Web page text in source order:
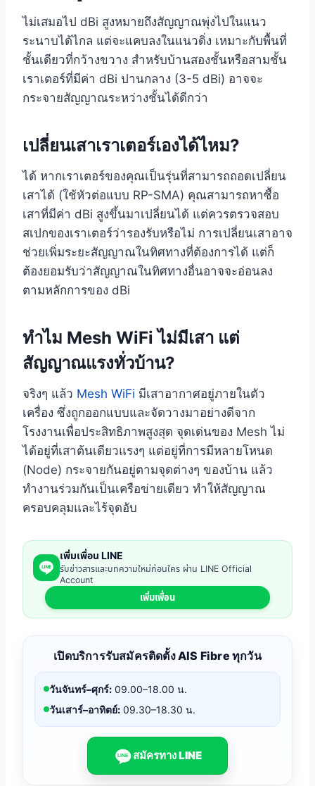
ไม่เสมอไป dBi สูงหมายถึงสัญญาณพุ่งไปในแนว
ระนาบได้ไกล แต่จะแคบลงในแนวดิ่ง เหมาะกับพื้นที่
ชั้นเดียวที่กว้างขวาง สำหรับบ้านสองชั้นหรือสามชั้น
เราเตอร์ที่มีค่า dBi ปานกลาง (3-5 dBi) อาจจะ
กระจายสัญญาณระหว่างชั้นได้ดีกว่า
เปลี่ยนเสาเราเตอร์เองได้ไหม?
ได้ หากเราเตอร์ของคุณเป็นรุ่นที่สามารถถอดเปลี่ยน
เสาได้ (ใช้หัวต่อแบบ RP-SMA) คุณสามารถหาซื้อ
เสาที่มีค่า dBi สูงขึ้นมาเปลี่ยนได้ แต่ควรตรวจสอบ
สเปกของเราเตอร์ว่ารองรับหรือไม่ การเปลี่ยนเสาอาจ
ช่วยเพิ่มระยะสัญญาณในทิศทางที่ต้องการได้ แต่ก็
ต้องยอมรับว่าสัญญาณในทิศทางอื่นอาจจะอ่อนลง
ตามหลักการของ dBi
ทำไม Mesh WiFi ไม่มีเสา แต่
สัญญาณแรงทั่วบ้าน?
จริงๆ แล้ว Mesh WiFi มีเสาอากาศอยู่ภายในตัว
เครื่อง ซึ่งถูกออกแบบและจัดวางมาอย่างดีจาก
โรงงานเพื่อประสิทธิภาพสูงสุด จุดเด่นของ Mesh ไม่
ได้อยู่ที่เสาต้นเดียวแรงๆ แต่อยู่ที่การมีหลายโหนด
(Node) กระจายกันอยู่ตามจุดต่างๆ ของบ้าน แล้ว
ทำงานร่วมกันเป็นเครือข่ายเดียว ทำให้สัญญาณ
ครอบคลุมและไร้จุดอับ
เพิ่มเพื่อน LINE
รับข่าวสารและบทความใหม่ก่อนใคร ผ่าน LINE Official
Account
เพิ่มเพื่อน
เปิดบริการรับสมัครติดตั้ง AIS Fibre ทุกวัน
วันจันทร์–ศุกร์: 09.00–18.00 น.
วันเสาร์–อาทิตย์: 09.30–18.30 น.
LINE สมัครทาง LINE